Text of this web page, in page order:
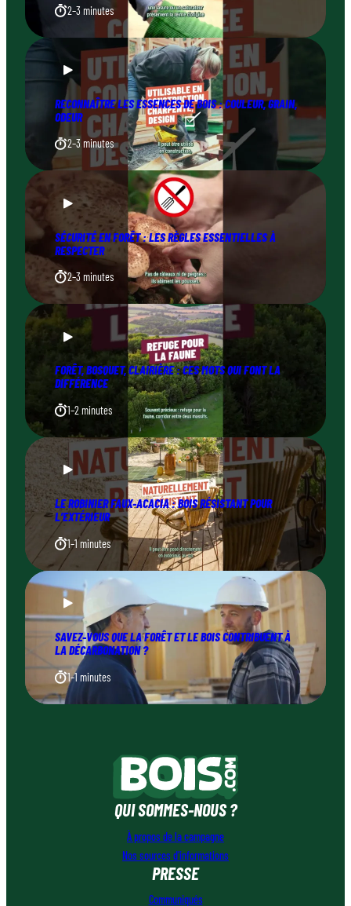
2–3 minutes
RECONNAÎTRE LES ESSENCES DE BOIS : COULEUR, GRAIN,
ODEUR
2–3 minutes
SÉCURITÉ EN FORÊT : LES RÈGLES ESSENTIELLES À
RESPECTER
2–3 minutes
FORÊT, BOSQUET, CLAIRIÈRE : CES MOTS QUI FONT LA
DIFFÉRENCE
1–2 minutes
LE ROBINIER FAUX-ACACIA : BOIS RÉSISTANT POUR
L’EXTÉRIEUR
1–1 minutes
SAVEZ-VOUS QUE LA FORÊT ET LE BOIS CONTRIBUENT À
LA DÉCARBONATION ?
1–1 minutes
QUI SOMMES-NOUS ?
À propos de la campagne
Nos sources d’informations
PRESSE
Communiqués